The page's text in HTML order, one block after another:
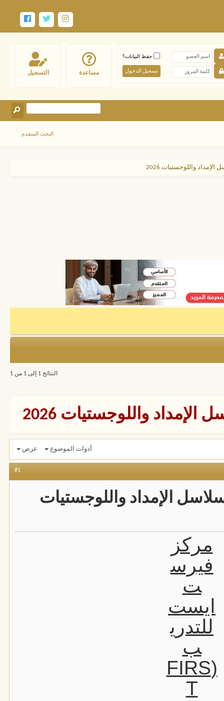
التسجيل مساعدة
حفظ البيانات؟
البحث المتقدم
واللوجستيات 2026
النتائج 1 إلى 1 من 1
واللوجستيات 2026
أدوات الموضوع عرض
#1
الإمداد واللوجستيات
مركز
فيرس
ت
ايست
للتدري
ب
(FIRS
T